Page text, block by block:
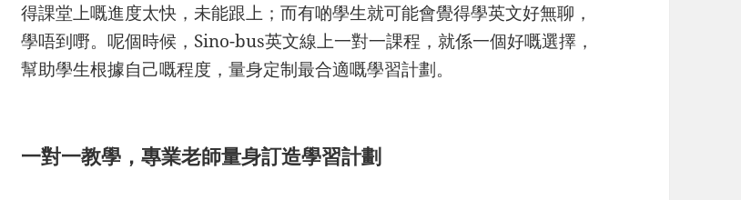
得課堂上嘅進度太快，未能跟上；而有啲學生就可能會覺得學英文好無聊，
學唔到嘢。呢個時候，Sino-bus英文線上一對一課程，就係一個好嘅選擇，
幫助學生根據自己嘅程度，量身定制最合適嘅學習計劃。
一對一教學，專業老師量身訂造學習計劃